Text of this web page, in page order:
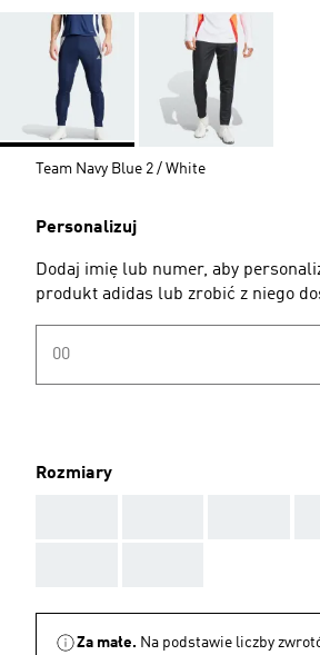
Team Navy Blue 2 / White
Personalizuj
Dodaj imię lub numer, aby
produkt adidas lub zrobić z niego
00
Rozmiary
Za małe. Na podstawie liczby